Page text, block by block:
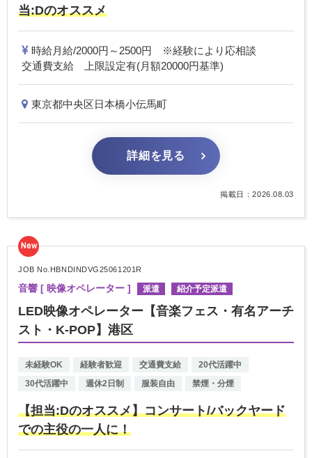
当:Dのオススメ
時給月給/2000円～2500円 ※経験により応相談
交通費支給 上限設定有(月額20000円基準)
東京都中央区日本橋小伝馬町
詳細を見る
掲載日：2026.08.03
JOB No.HBNDINDVG25061201R
音響 [ 映像オペレーター ] 派遣 紹介予定派遣
LED映像オペレーター【音楽フェス・有名アーチ
スト・K-POP】港区
未経験OK 経験者歓迎 交通費支給
20代活躍中
30代活躍中
週休2日制 服装自由 禁煙・分煙
【担当:Dのオススメ】コンサート/バックヤード
での主役の一人に！
New